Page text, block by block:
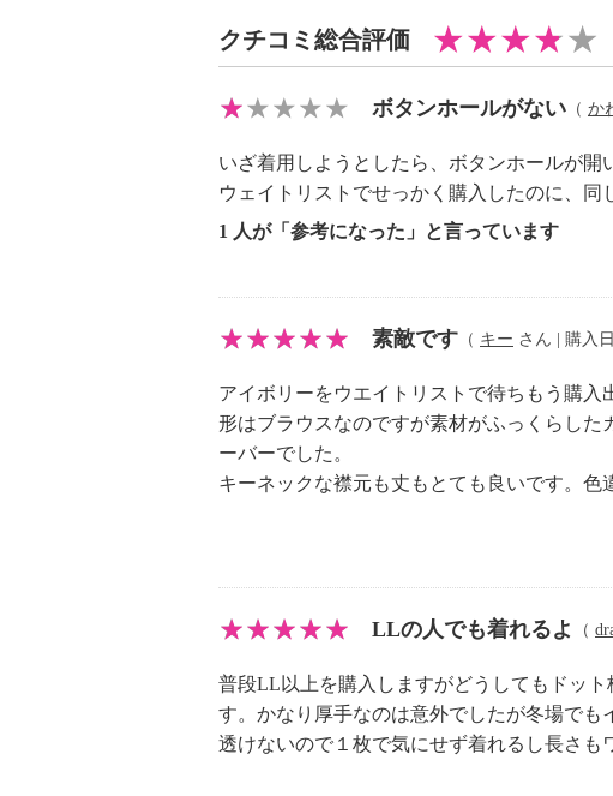
クチコミ総合評価
ボタンホールがない （ か
いざ着用しようとしたら、ボタンホールが
ウェイトリストでせっかく購入したのに、
1 人が「参考になった」と言っています
素敵です （ キー さん | 購入
アイボリーをウエイトリストで待ちもう購入
形はブラウスなのですが素材がふっくらし
ーバーでした。
キーネックな襟元も丈もとても良いです。
LLの人でも着れるよ （
普段LL以上を購入しますがどうしてもドッ
す。かなり厚手なのは意外でしたが冬場でも
透けないので１枚で気にせず着れるし長さ